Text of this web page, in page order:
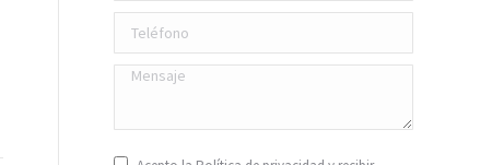
Teléfono
Mensaje